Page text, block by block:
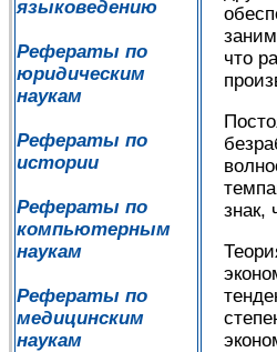
языковедению
Рефераты по
юридическим
наукам
Рефераты по
истории
Рефераты по
компьютерным
наукам
Рефераты по
медицинским
наукам
что
знак,